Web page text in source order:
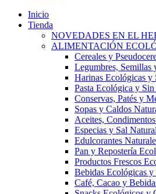
Inicio
Tienda
NOVEDADES EN EL
ALIMENTACIÓN
Cereales y
Legumbres, Semillas
Harinas Ecológicas y
Pasta Ecológica y
Conservas, Patés y
Sopas y Caldos
Aceites,
Especias y Sal Natural
Edulcorantes
Pan y Repostería
Productos Frescos
Bebidas Ecológicas y
Café, Cacao y